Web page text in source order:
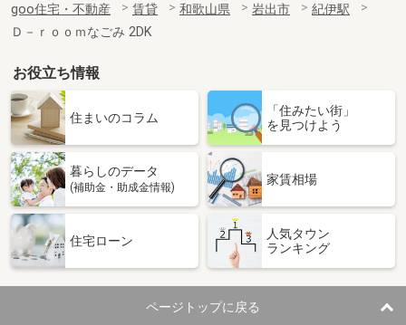
goo住宅・不動産 賃貸 和歌山県 岩出市
紀伊駅
Ｄ－ｒｏｏｍなごみ 2DK
お役立ち情報
住まいのコラム
「住みたい街」
を見つけよう
暮らしのデータ
(補助金・助成金情報)
家賃相場
住宅ローン
人気タウン
ランキング
ページトップに戻る